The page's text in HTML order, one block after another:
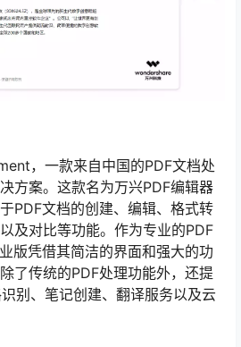
，一款来自中国的PDF文档处
方案。这款名为万兴PDF编辑器
PDF文档的创建、编辑、格式转
及对比等功能。作为专业的PDF
版凭借其简洁的界面和强大的功
了传统的PDF处理功能外，还提
别、笔记创建、翻译服务以及云